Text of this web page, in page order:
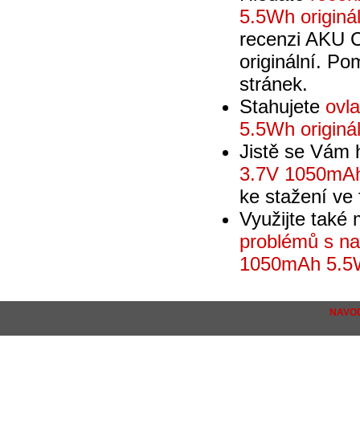
5.5Wh
recenzi AKU
originální.
stránek.
Stahujete
5.5Wh
Jistě se Vám
3.7V
ke stažení ve
Využijte také
problémů s
1050mAh